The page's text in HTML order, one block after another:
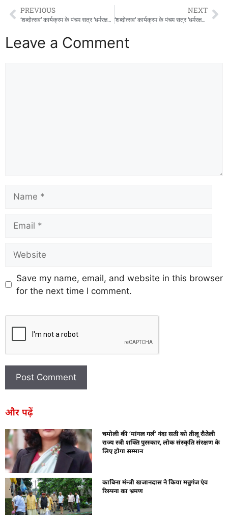
PREVIOUS
‘शब्दोत्सव’ कार्यक्रम के पंचम सत्र ‘धर्मरक्षक धामी’ में पहुंचे मुख्यमंत्री पुष्कर सिंह धामी
NEXT
‘शब्दोत्सव’ कार्यक्रम के पंचम सत्र ‘धर्मरक्षक धामी’ में पहुंचे मुख्यमंत्री पुष्कर सिंह धामी
Leave a Comment
Save my name, email, and website in this browser
for the next time I comment.
और पढ़ें
चमोली की ‘मांगल गर्ल’ नंदा सती को तीलू रौतेली
राज्य स्त्री शक्ति पुरस्कार, लोक संस्कृति संरक्षण के
लिए होगा सम्मान
काबिना मंन्त्री खजानदास ने किया मन्नुगंज एंव
रिस्पना का भ्रमण